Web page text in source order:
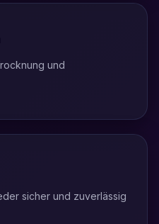
und
sicher und zuverlässig